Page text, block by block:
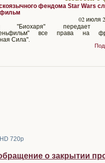
фендома Star Wars
02 июля
"Биохаря" передает
все права на
Сила".
720p
о закрытии